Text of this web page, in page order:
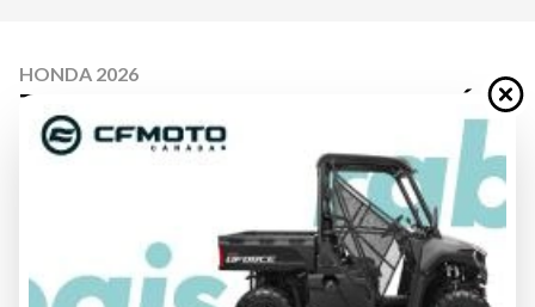
HONDA 2026
TALON 1000X-4P BRONZE FORGÉ
MAT MÉTALLISÉ
38 957 $
Tous frais inclus